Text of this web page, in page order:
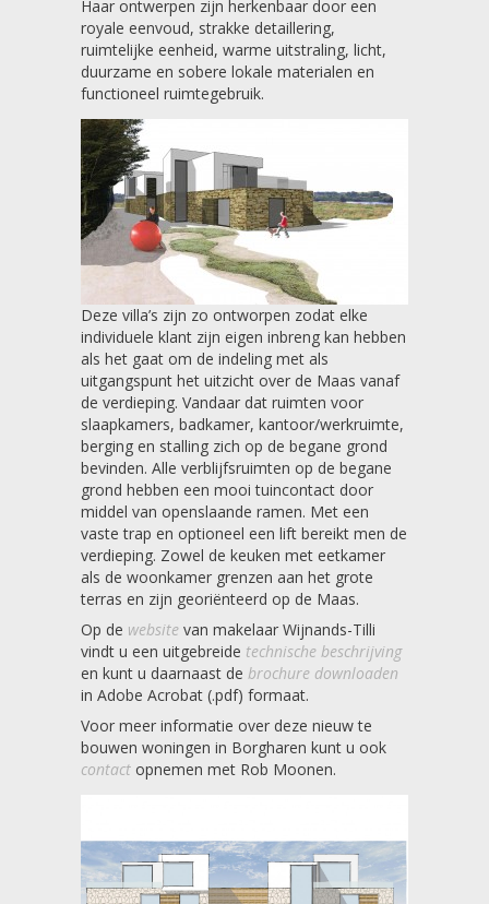
Haar ontwerpen zijn herkenbaar door een
royale eenvoud, strakke detaillering,
ruimtelijke eenheid, warme uitstraling, licht,
duurzame en sobere lokale materialen en
functioneel ruimtegebruik.
Deze villa’s zijn zo ontworpen zodat elke
individuele klant zijn eigen inbreng kan hebben
als het gaat om de indeling met als
uitgangspunt het uitzicht over de Maas vanaf
de verdieping. Vandaar dat ruimten voor
slaapkamers, badkamer, kantoor/werkruimte,
berging en stalling zich op de begane grond
bevinden. Alle verblijfsruimten op de begane
grond hebben een mooi tuincontact door
middel van openslaande ramen. Met een
vaste trap en optioneel een lift bereikt men de
verdieping. Zowel de keuken met eetkamer
als de woonkamer grenzen aan het grote
terras en zijn georiënteerd op de Maas.
Op de website van makelaar Wijnands-Tilli
vindt u een uitgebreide technische beschrijving
en kunt u daarnaast de brochure downloaden
in Adobe Acrobat (.pdf) formaat.
Voor meer informatie over deze nieuw te
bouwen woningen in Borgharen kunt u ook
contact opnemen met Rob Moonen.